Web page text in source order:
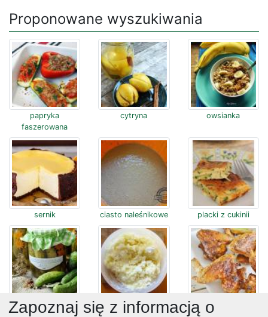
Proponowane wyszukiwania
papryka
faszerowana
cytryna owsianka
sernik ciasto naleśnikowe placki z cukinii
ziemniaki
Zapoznaj się z informacją o